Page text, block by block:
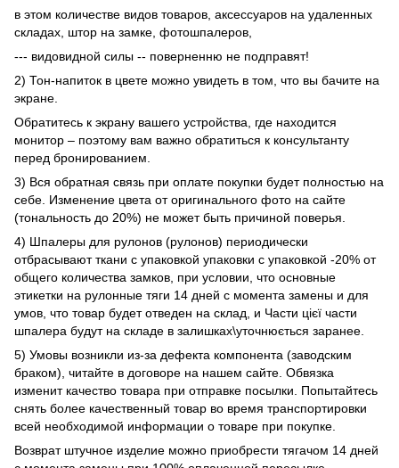
в этом количестве видов товаров, аксессуаров на удаленных
складах, штор на замке, фотошпалеров,
--- видовидной силы -- поверненню не подправят!
2) Тон-напиток в цвете можно увидеть в том, что вы бачите на
экране.
Обратитесь к экрану вашего устройства, где находится
монитор – поэтому вам важно обратиться к консультанту
перед бронированием.
3) Вся обратная связь при оплате покупки будет полностью на
себе. Изменение цвета от оригинального фото на сайте
(тональность до 20%) не может быть причиной поверья.
4) Шпалеры для рулонов (рулонов) периодически
отбрасывают ткани с упаковкой упаковки с упаковкой -20% от
общего количества замков, при условии, что основные
этикетки на рулонные тяги 14 дней с момента замены и для
умов, что товар будет отведен на склад, и Части цієї части
шпалера будут на складе в залишках\уточнюється заранее.
5) Умовы возникли из-за дефекта компонента (заводским
браком), читайте в договоре на нашем сайте. Обвязка
изменит качество товара при отправке посылки. Попытайтесь
снять более качественный товар во время транспортировки
всей необходимой информации о товаре при покупке.
Возврат штучное изделие можно приобрести тягачом 14 дней